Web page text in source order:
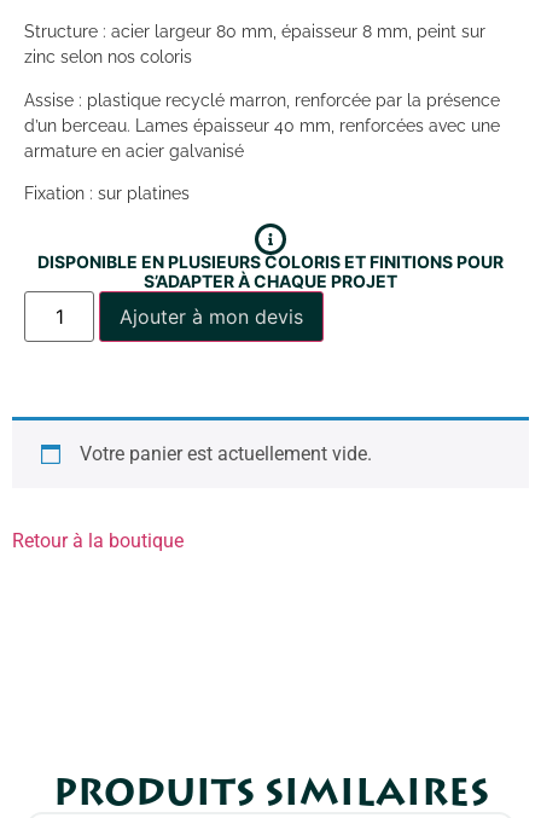
Structure : acier largeur 80 mm, épaisseur 8 mm, peint sur
zinc selon nos coloris
Assise : plastique recyclé marron, renforcée par la présence
d’un berceau. Lames épaisseur 40 mm, renforcées avec une
armature en acier galvanisé
Fixation : sur platines
DISPONIBLE EN PLUSIEURS COLORIS ET FINITIONS POUR
S’ADAPTER À CHAQUE PROJET
Ajouter à mon devis
Votre panier est actuellement vide.
Retour à la boutique
PRODUITS SIMILAIRES